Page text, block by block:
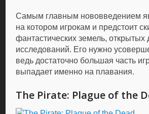
Самым главным нововведением
на котором игрокам и предстоит
фантастических земель, открытых
исследований. Его нужно
ведь достаточно большая часть
выпадает именно на плавания.
The Pirate: Plague of the